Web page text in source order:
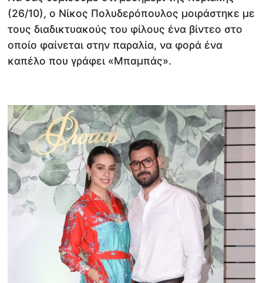
(26/10), ο Νίκος Πολυδερόπουλος μοιράστηκε με
τους διαδικτυακούς του φίλους ένα βίντεο στο
οποίο φαίνεται στην παραλία, να φορά ένα
καπέλο που γράφει «Μπαμπάς».